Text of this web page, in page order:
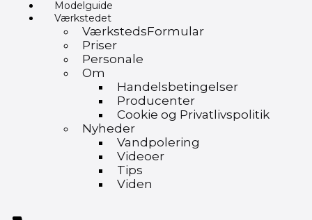
Modelguide
Værkstedet
VærkstedsFormular
Priser
Personale
Om
Handelsbetingelser
Producenter
Cookie og Privatlivspolitik
Nyheder
Vandpolering
Videoer
Tips
Viden